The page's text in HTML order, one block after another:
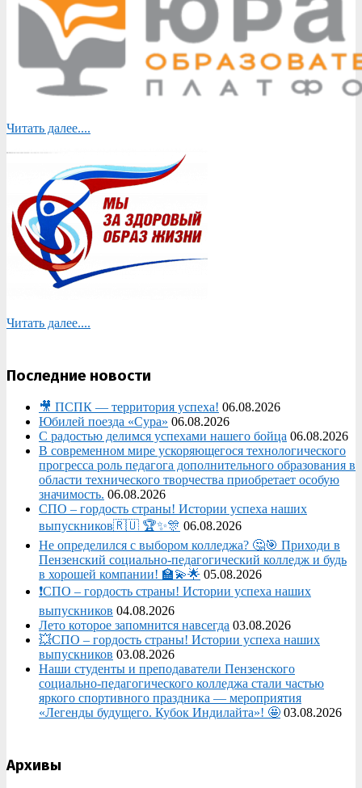
Читать далее....
Читать далее....
Последние новости
🎥 ПСПК — территория успеха! 06.08.2026
Юбилей поезда «Сура» 06.08.2026
С радостью делимся успехами нашего бойца 06.08.2026
В современном мире ускоряющегося технологического
прогресса роль педагога дополнительного образования в
области технического творчества приобретает особую
значимость. 06.08.2026
СПО – гордость страны! Истории успеха наших
выпускников🇷🇺 🏆✨🎊 06.08.2026
Не определился с выбором колледжа? 🤔🎯 Приходи в
Пензенский социально-педагогический колледж и будь
в хорошей компании! 🏫💫🌟 05.08.2026
❗СПО – гордость страны! Истории успеха наших
выпускников 04.08.2026
Лето которое запомнится навсегда 03.08.2026
💥СПО – гордость страны! Истории успеха наших
выпускников 03.08.2026
Наши студенты и преподаватели Пензенского
социально‑педагогического колледжа стали частью
яркого спортивного праздника — мероприятия
«Легенды будущего. Кубок Индилайта»! 🤩 03.08.2026
Архивы